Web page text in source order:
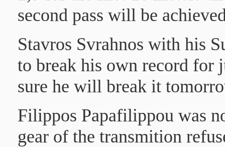
second pass will be
Stavros Svrahnos with his
to break his own record for
sure he will break it
Filippos Papafilippouwas
gear of the transmition